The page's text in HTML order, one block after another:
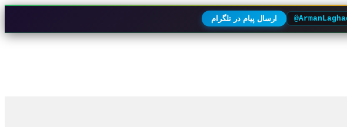
ارسال پیام در تلگرام